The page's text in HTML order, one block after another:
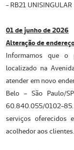
- RB21 UNISINGULAR
01 de junho de 2026
Alteração de
Informamos que o
localizado na
atender em novo
Belo – São Paulo/
60.840.055/0102-
serviços oferecidos
acolhedor aos clientes.